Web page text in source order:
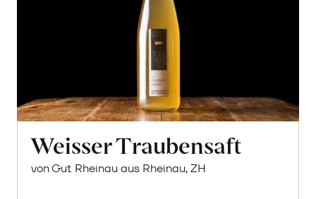
Weisser Traubensaft
von Gut Rheinau aus Rheinau, ZH